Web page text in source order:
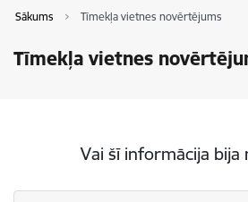
Sākums Tīmekļa vietnes novērtējums
Tīmekļa vietnes
Vai šī informācija bija